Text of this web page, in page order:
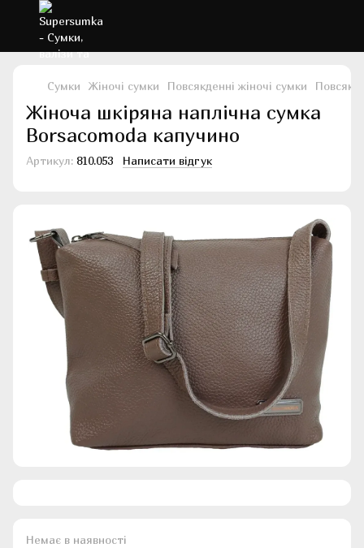
Сумки Жіночі сумки Повсякденні жіночі сумки
Жіноча шкіряна наплічна сумка
Borsacomoda капучино
Артикул: 810.053 Написати відгук
Немає в наявності